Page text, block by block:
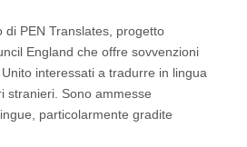
di PEN Translates, progetto
England che offre sovvenzioni
interessati a tradurre in lingua
stranieri. Sono ammesse
particolarmente gradite